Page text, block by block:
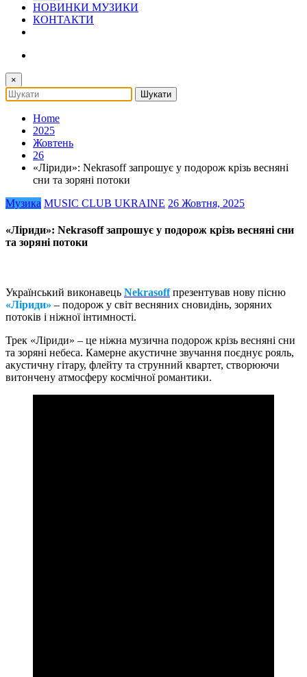
НОВИНКИ МУЗИКИ
КОНТАКТИ
×
Home
2025
Жовтень
26
«Ліриди»: Nekrasoff запрошує у подорож крізь весняні
сни та зоряні потоки
Музика MUSIC CLUB UKRAINE 26 Жовтня, 2025
«Ліриди»: Nekrasoff запрошує у подорож крізь весняні сни
та зоряні потоки
Український виконавець Nekrasoffпрезентував нову пісню
«Ліриди» – подорож у світ весняних сновидінь, зоряних
потоків і ніжної інтимності.
Трек «Ліриди» – це ніжна музична подорож крізь весняні сни
та зоряні небеса. Камерне акустичне звучання поєднує рояль,
акустичну гітару, флейту та струнний квартет, створюючи
витончену атмосферу космічної романтики.